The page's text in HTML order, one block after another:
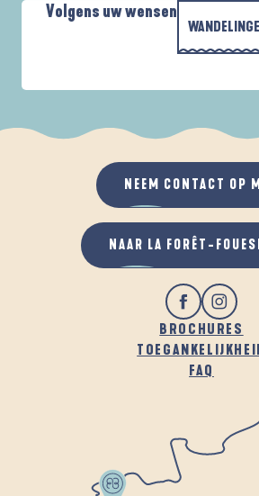
Volgens uw wensen
ALS HET REGENT
IN DE FRISSE
BROCHURES
FAQ
NEEM CONTACT OP
NAAR LA FORÊT-